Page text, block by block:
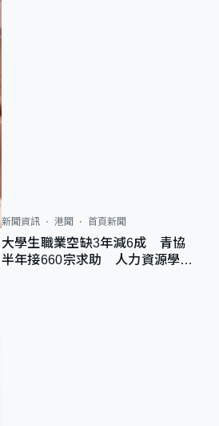
新聞資訊 港聞 首頁新聞
大學生職業空缺3年減6成 青協
半年接660宗求助 人力資源學